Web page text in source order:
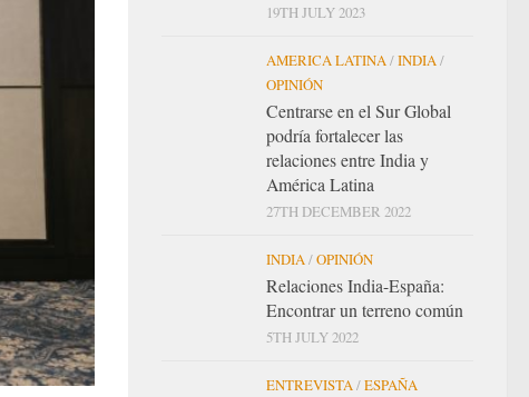
19TH JULY 2023
AMERICA LATINA/INDIA/
OPINIÓN
Centrarse en el Sur Global
podría fortalecer las
relaciones entre India y
América Latina
27TH DECEMBER 2022
INDIA/OPINIÓN
Relaciones India-España:
Encontrar un terreno común
5TH JULY 2022
ENTREVISTA/ESPAÑA